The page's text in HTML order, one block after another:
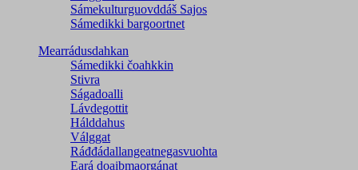
Sámekulturguovddáš Sajos
Sámedikki bargoortnet
Mearrádusdahkan
Sámedikki čoahkkin
Stivra
Ságadoalli
Lávdegottit
Hálddahus
Válggat
Ráđđádallangeatnegas­vuohta
Eará doaibmaorgánat